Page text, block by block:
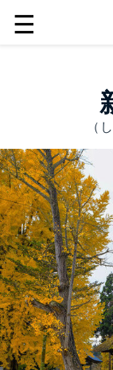
☰
（